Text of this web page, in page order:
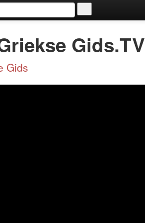
Gids.TV
Gids